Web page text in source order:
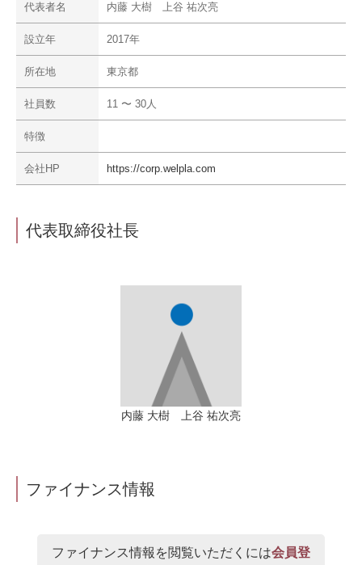
代表者名 内藤 大樹 上谷 祐次亮
設立年 2017年
所在地 東京都
社員数 11 〜 30人
特徴
会社HP https://corp.welpla.com
代表取締役社長
内藤 大樹 上谷 祐次亮
ファイナンス情報
ファイナンス情報を閲覧いただくには会員登